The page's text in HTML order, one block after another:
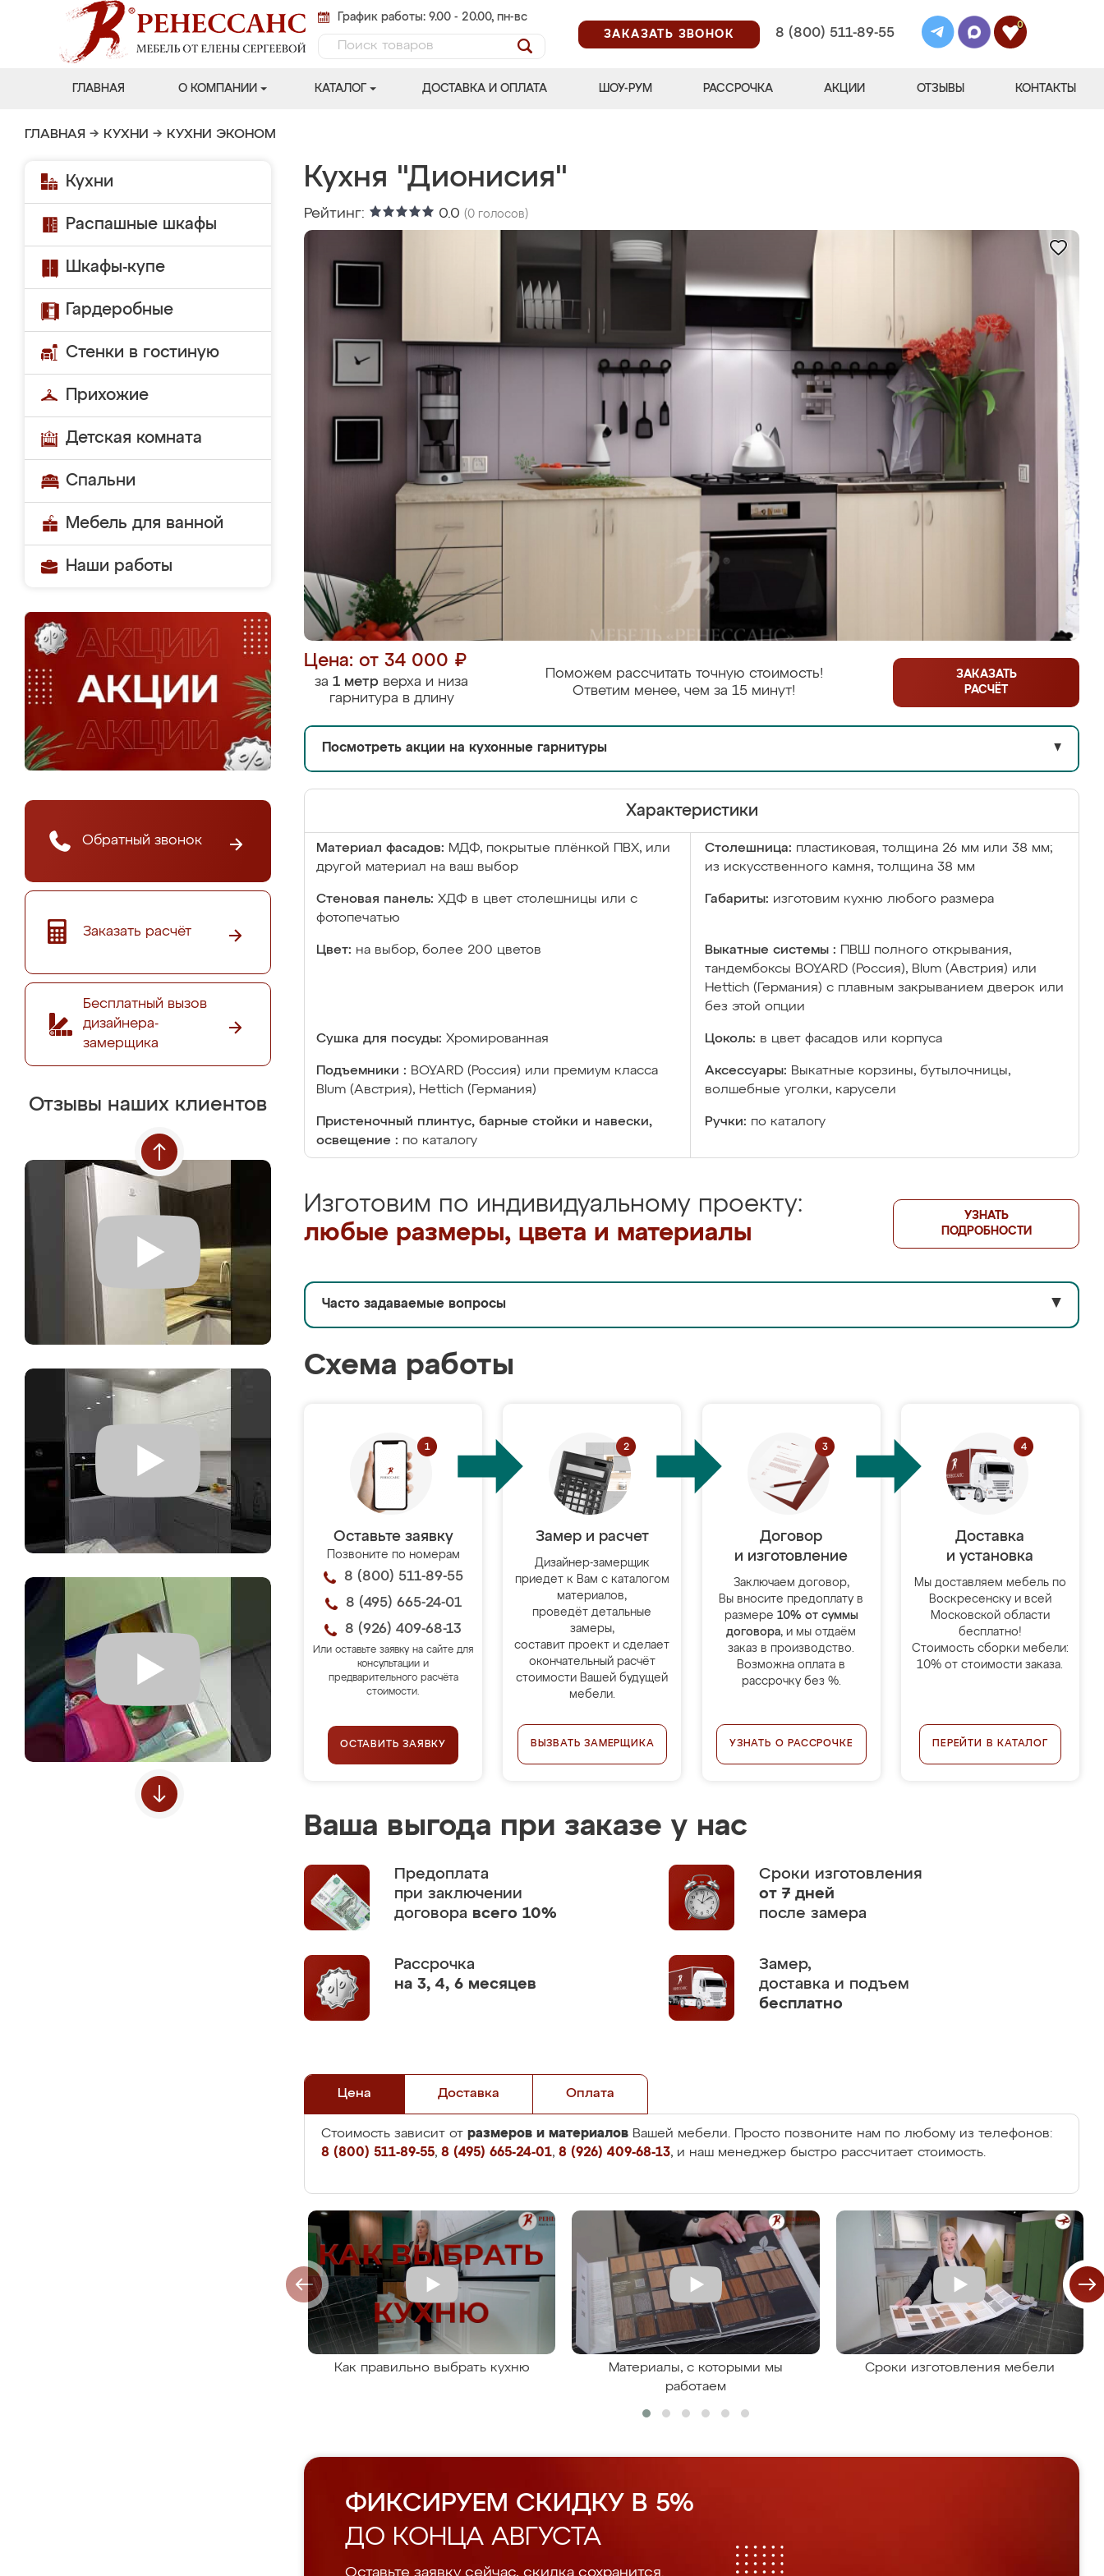
График работы: 9.00 - 20.00, пн-вс
ЗАКАЗАТЬ ЗВОНОК
8 (800) 511-89-55
0
ГЛАВНАЯ О КОМПАНИИ КАТАЛОГ ДОСТАВКА И ОПЛАТА ШОУ-РУМ РАССРОЧКА АКЦИИ ОТЗЫВЫ КОНТАКТЫ
ГЛАВНАЯ → КУХНИ → КУХНИ ЭКОНОМ
Кухни
Распашные шкафы
Шкафы-купе
Гардеробные
Стенки в гостиную
Прихожие
Детская комната
Спальни
Мебель для ванной
Наши работы
Обратный звонок
Заказать расчёт
Бесплатный вызов
дизайнера-
замерщика
Отзывы наших клиентов
Кухня "Дионисия"
Рейтинг: 0.0 (0 голосов)
Цена: от 34 000 ₽
за 1 метр верха и низа
гарнитура в длину
Поможем рассчитать точную стоимость!
Ответим менее, чем за 15 минут!
ЗАКАЗАТЬ
РАСЧЁТ
Посмотреть акции на кухонные гарнитуры ▼
Характеристики
Материал фасадов: МДФ, покрытые плёнкой ПВХ, или
другой материал на ваш выбор
Столешница: пластиковая, толщина 26 мм или 38 мм;
из искусственного камня, толщина 38 мм
Стеновая панель: ХДФ в цвет столешницы или с
фотопечатью
Габариты: изготовим кухню любого размера
Цвет: на выбор, более 200 цветов Выкатные системы :
ПВШ полного открывания,
тандембоксы BOYARD (Россия), Blum (Австрия) или
Hettich (Германия) с плавным закрыванием дверок или
без этой опции
Сушка для посуды: Хромированная Цоколь: в цвет фасадов или корпуса
Подъемники : BOYARD (Россия) или премиум класса
Blum (Австрия), Hettich (Германия)
Аксессуары: Выкатные корзины, бутылочницы,
волшебные уголки, карусели
Пристеночный плинтус, барные стойки и навески,
освещение : по каталогу
Ручки: по каталогу
Изготовим по индивидуальному проекту:
любые размеры, цвета и материалы
УЗНАТЬ
ПОДРОБНОСТИ
Часто задаваемые вопросы ▼
Схема работы
Оставьте заявку
Позвоните по номерам
8 (800) 511-89-55
8 (495) 665-24-01
8 (926) 409-68-13
Или оставьте заявку на сайте для
консультации и
предварительного расчёта
стоимости.
ОСТАВИТЬ ЗАЯВКУ
Замер и расчет
Дизайнер-замерщик
приедет к Вам с каталогом
материалов,
проведёт детальные
замеры,
составит проект и сделает
окончательный расчёт
стоимости Вашей будущей
мебели.
ВЫЗВАТЬ ЗАМЕРЩИКА
Договор
и изготовление
Заключаем договор,
Вы вносите предоплату в
размере 10% от суммы
договора, и мы отдаём
заказ в производство.
Возможна оплата в
рассрочку без %.
УЗНАТЬ О РАССРОЧКЕ
Доставка
и установка
Мы доставляем мебель по
Воскресенску и всей
Московской области
бесплатно!
Стоимость сборки мебели:
10% от стоимости заказа.
ПЕРЕЙТИ В КАТАЛОГ
Ваша выгода при заказе у нас
Предоплата
при заключении
договора всего 10%
Сроки изготовления
от 7 дней
после замера
Рассрочка
на 3, 4, 6 месяцев
Замер,
доставка и подъем
бесплатно
Цена Доставка Оплата
Стоимость зависит от размеров и материалов Вашей мебели. Просто позвоните нам по любому из телефонов:
8 (800) 511-89-55, 8 (495) 665-24-01, 8 (926) 409-68-13, и наш менеджер быстро рассчитает стоимость.
Как правильно выбрать кухню
Материалы, с которыми мы
работаем
Сроки изготовления мебели
ФИКСИРУЕМ СКИДКУ В 5%
ДО КОНЦА АВГУСТА
Оставьте заявку сейчас, скидка сохранится.